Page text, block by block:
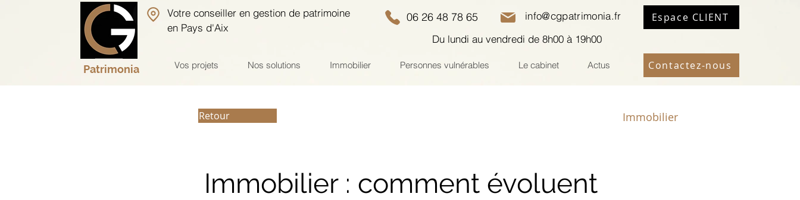
Patrimonia
Votre conseiller en gestion de patrimoine
en Pays d'Aix
Vos projets Nos solutions Immobilier Personnes vulnérables Le cabinet Actus
info@cgpatrimonia.fr
06 26 48 78 65
Du lundi au vendredi de 8h00 à 19h00
Espace CLIENT
Contactez-nous
Retour Immobilier
Immobilier : comment évoluent